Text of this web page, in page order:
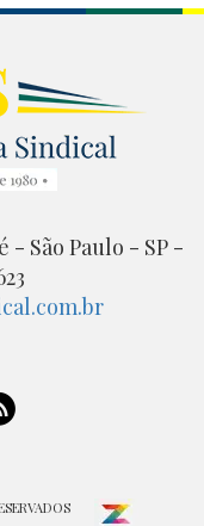
- São Paulo - SP -